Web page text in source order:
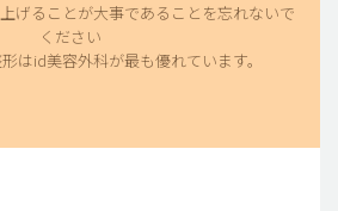
げることが大事であることを忘れないで
ください
はid美容外科が最も優れています。